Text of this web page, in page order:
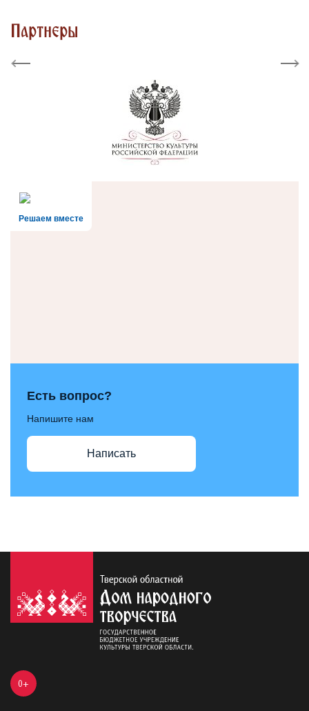
Партнеры
Previous Next
Решаем вместе
Есть вопрос?
Напишите нам
Написать
0+